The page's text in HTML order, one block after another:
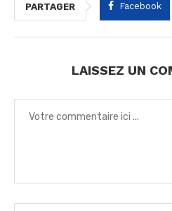
PARTAGER Facebook
LAISSEZ UN